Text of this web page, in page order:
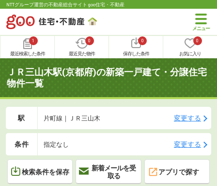
NTTグループ運営の不動産総合サイト goo住宅・不動産
1
最近検索した条件
0
最近見た物件
0
保存した条件
0
お気に入り
ＪＲ三山木駅(京都府)の新築一戸建て・分譲住宅
物件一覧
駅 片町線｜ＪＲ三山木 変更する
条件 指定なし 変更する
検索条件を保存
新着メールを受
取る
アプリで探す